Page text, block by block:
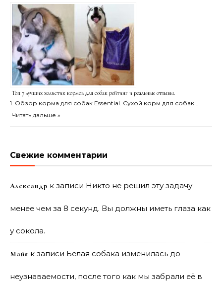
Топ 7 лучших холистик кормов для собак рейтинг и реальные отзывы.
1. Обзор корма для собак Essential. Сухой корм для собак …
Читать дальше »
Свежие комментарии
Александр к записи Никто не решил эту задачу
менее чем за 8 секунд. Вы должны иметь глаза как
у сокола.
Майя к записи Белая собака изменилась до
неузнаваемости, после того как мы забрали её в